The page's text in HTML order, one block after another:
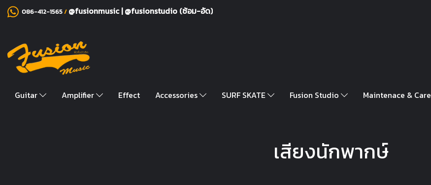
086-412-1565/ @fusionmusic|@fusionstudio (ซ้อม-อัด)
Guitar Amplifier Effect Accessories SURF SKATE Fusion Studio Maintenace & Care
เสียงนักพากษ์